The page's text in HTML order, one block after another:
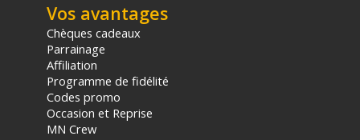
Vos avantages
Chèques cadeaux
Parrainage
Affiliation
Programme de fidélité
Codes promo
Occasion et Reprise
MN Crew